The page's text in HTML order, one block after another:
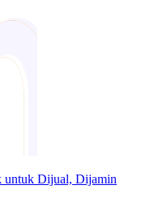
untuk Dijual, Dijamin